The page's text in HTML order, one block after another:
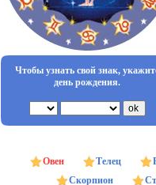
Чтобы узнать свой знак,
день рождения.
Овен Телец
Скорпион